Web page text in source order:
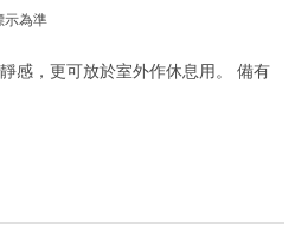
示為準
感，更可放於室外作休息用。 備有